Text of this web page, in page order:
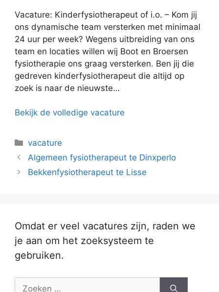
Vacature: Kinderfysiotherapeut of i.o. – Kom jij
ons dynamische team versterken met minimaal
24 uur per week? Wegens uitbreiding van ons
team en locaties willen wij Boot en Broersen
fysiotherapie ons graag versterken. Ben jij die
gedreven kinderfysiotherapeut die altijd op
zoek is naar de nieuwste…
Bekijk de volledige vacature
Categorieën
vacature
Algemeen fysiotherapeut te Dinxperlo
Bekkenfysiotherapeut te Lisse
Omdat er veel vacatures zijn, raden we
je aan om het zoeksysteem te
gebruiken.
Zoek